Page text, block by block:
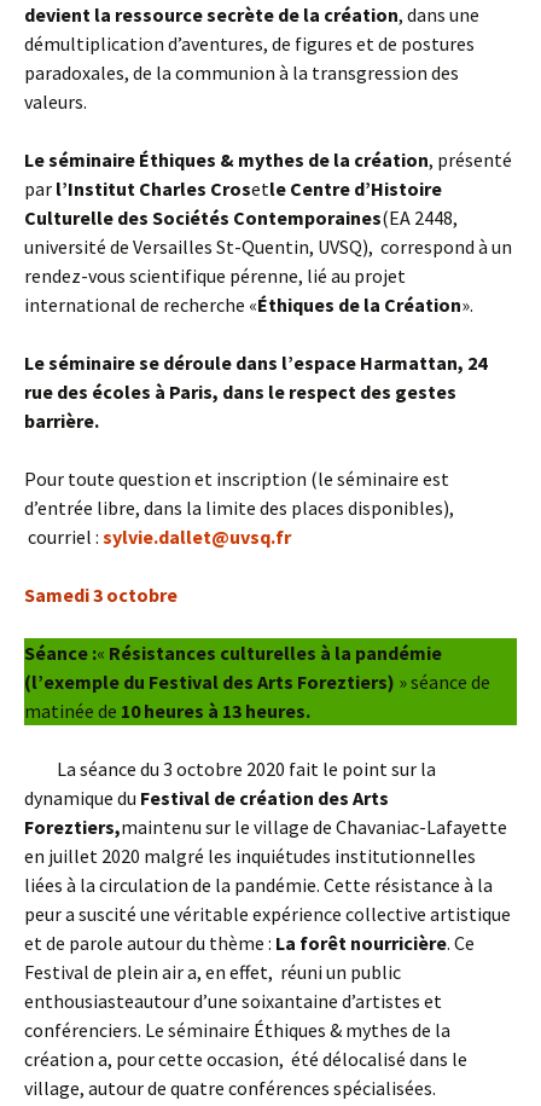
devient la ressource secrète de la création, dans une
démultiplication d’aventures, de figures et de postures
paradoxales, de la communion à la transgression des
valeurs.
Le séminaire Éthiques & mythes de la création, présenté
par l’Institut Charles Crosetle Centre d’Histoire
Culturelle des Sociétés Contemporaines(EA 2448,
université de Versailles St-Quentin, UVSQ), correspond à un
rendez-vous scientifique pérenne, lié au projet
international de recherche «Éthiques de la Création».
Le séminaire se déroule dans l’espace Harmattan, 24
rue des écoles à Paris, dans le respect des gestes
barrière.
Pour toute question et inscription (le séminaire est
d’entrée libre, dans la limite des places disponibles),
courriel : sylvie.dallet@uvsq.fr
Samedi 3 octobre
Séance :« Résistances culturelles à la pandémie
(l’exemple du Festival des Arts Foreztiers) » séance de
matinée de 10 heures à 13 heures.
La séance du 3 octobre 2020 fait le point sur la
dynamique du Festival de création des Arts
Foreztiers,maintenu sur le village de Chavaniac-Lafayette
en juillet 2020 malgré les inquiétudes institutionnelles
liées à la circulation de la pandémie. Cette résistance à la
peur a suscité une véritable expérience collective artistique
et de parole autour du thème : La forêt nourricière. Ce
Festival de plein air a, en effet, réuni un public
enthousiasteautour d’une soixantaine d’artistes et
conférenciers. Le séminaire Éthiques & mythes de la
création a, pour cette occasion, été délocalisé dans le
village, autour de quatre conférences spécialisées.